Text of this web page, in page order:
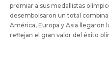
premiar a sus medallistas
desembolsaron un total
América, Europa y Asia llegaron
reflejan el gran valor del éxito